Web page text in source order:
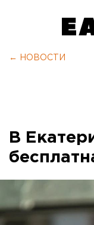
← НОВОСТИ
В